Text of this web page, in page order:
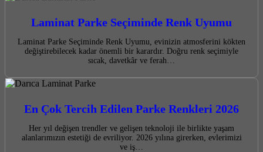
Laminat Parke Seçiminde Renk Uyumu
Laminat Parke Seçiminde Renk Uyumu, evinizin atmosferini kökten
değiştirebilecek kadar önemli bir karardır. Doğru renk seçimiyle
sıcak, davetkâr ve ferah…
En Çok Tercih Edilen Parke Renkleri 2026
Her yıl değişen trendler ve gelişen teknoloji ile birlikte yaşam
alanlarımızın estetiği de evriliyor. 2026 yılına girerken, evlerimizi
ve iş…